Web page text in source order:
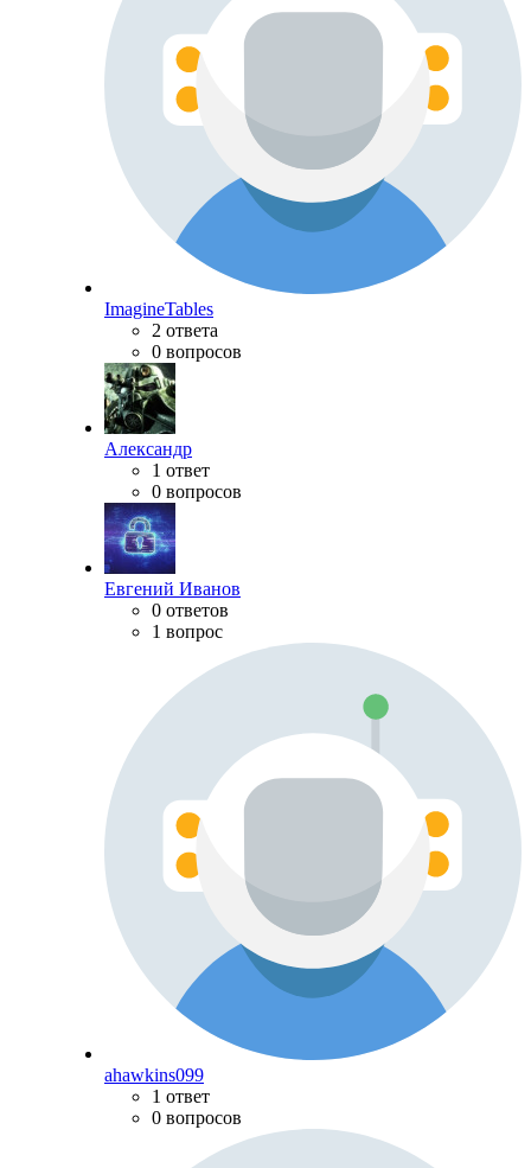
ImagineTables
2 ответа
0 вопросов
Александр
1 ответ
0 вопросов
Евгений Иванов
0 ответов
1 вопрос
ahawkins099
1 ответ
0 вопросов